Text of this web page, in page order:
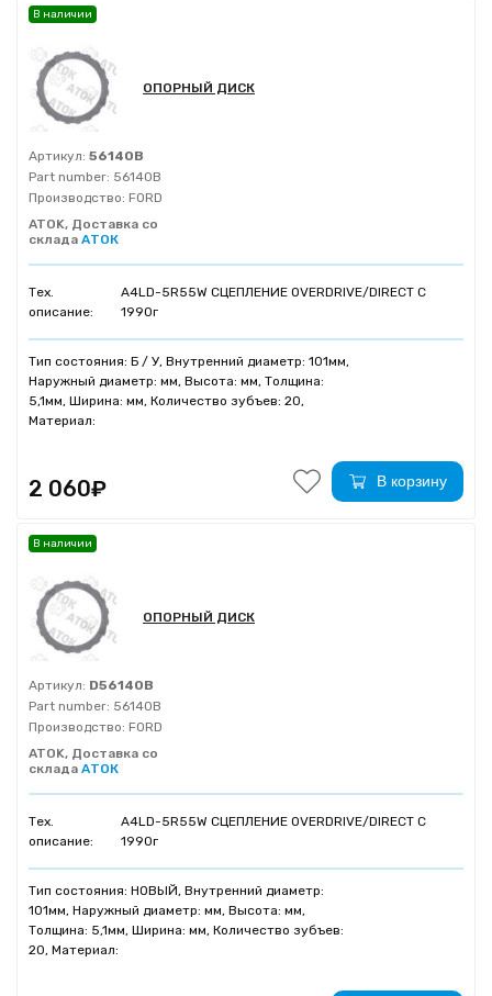
ОПОРНЫЙ ДИСК
Артикул: 56140B
Part number: 56140B
Производство: FORD
ATOK, Доставка со
склада АТОК
Тех.
описание:
A4LD-5R55W СЦЕПЛЕНИЕ OVERDRIVE/DIRECT C
1990г
Тип состояния: Б / У, Внутренний диаметр: 101мм,
Наружный диаметр: мм, Высота: мм, Толщина:
5,1мм, Ширина: мм, Количество зубъев: 20,
Материал:
В наличии
2 060₽ В корзину
ОПОРНЫЙ ДИСК
Артикул: D56140B
Part number: 56140B
Производство: FORD
ATOK, Доставка со
склада АТОК
Тех.
описание:
A4LD-5R55W СЦЕПЛЕНИЕ OVERDRIVE/DIRECT C
1990г
Тип состояния: НОВЫЙ, Внутренний диаметр:
101мм, Наружный диаметр: мм, Высота: мм,
Толщина: 5,1мм, Ширина: мм, Количество зубъев:
20, Материал:
В наличии